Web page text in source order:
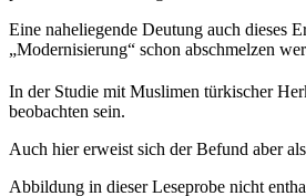
Eine naheliegende Deutung auch dieses
„Modernisierung“ schon abschmelzen
In der Studie mit Muslimen türkischer
beobachten sein.
Auch hier erweist sich der Befund aber
Abbildung in dieser Leseprobe nicht